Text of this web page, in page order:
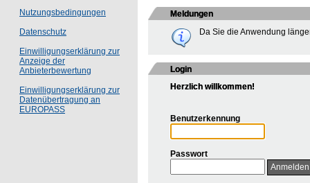
Nutzungsbedingungen
Datenschutz
Einwilligungserklärung zur
Anzeige der
Anbieterbewertung
Einwilligungserklärung zur
Datenübertragung an
EUROPASS
Meldungen
Da Sie die Anwendung
Login
Herzlich willkommen!
Benutzerkennung
Passwort